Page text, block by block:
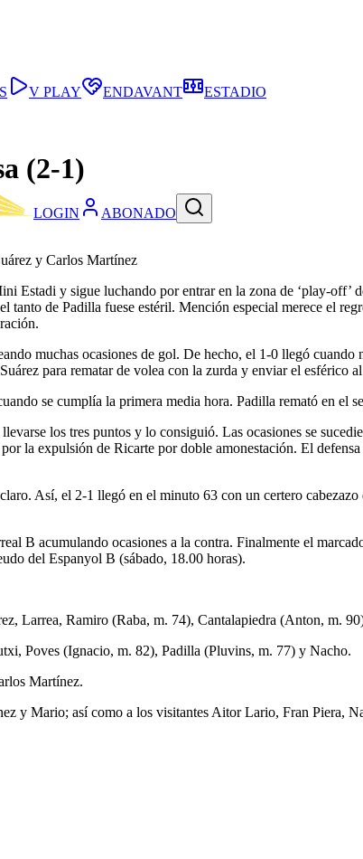
LOGIN ABONADO
V PLAY ENDAVANT ESTADIO
(2-1)
y Carlos Martínez
Estadi y sigue luchando por entrar en la zona de ‘play-off’
tanto de Padilla fuese estéril. Mención especial merece el
muchas ocasiones de gol. De hecho, el 1-0 llegó
para rematar de volea con la zurda y enviar el esférico
se cumplía la primera media hora. Padilla remató en el
los tres puntos y lo consiguió. Las ocasiones se
la expulsión de Ricarte por doble amonestación. El
Así, el 2-1 llegó en el minuto 63 con un certero
B acumulando ocasiones a la contra. Finalmente el
del Espanyol B (sábado, 18.00 horas).
Larrea, Ramiro (Raba, m. 74), Cantalapiedra (Anton, m.
Poves (Ignacio, m. 82), Padilla (Pluvins, m. 77) y Nacho.
Martínez.
y Mario; así como a los visitantes Aitor Lario, Fran Piera,